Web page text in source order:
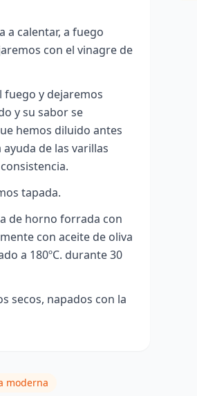
a calentar, a fuego
con el vinagre de
fuego y dejaremos
y su sabor se
hemos diluido antes
de las varillas
tapada.
de horno forrada con
con aceite de oliva
a 180ºC. durante 30
secos, napados con la
moderna